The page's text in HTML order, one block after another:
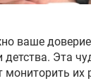
ваше
детства. Эта
мониторить